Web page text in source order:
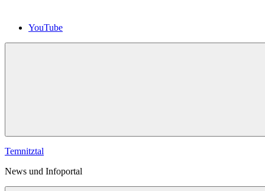
YouTube
Temnitztal
News und Infoportal